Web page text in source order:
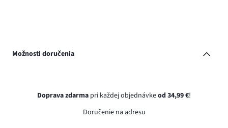
Možnosti doručenia
Doprava zdarma pri každej objednávkeod 34,99 €!
Doručenie na adresu